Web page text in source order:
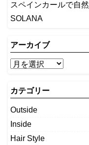
スペインカールで自
SOLANA
アーカイブ
カテゴリー
Outside
Inside
Hair Style